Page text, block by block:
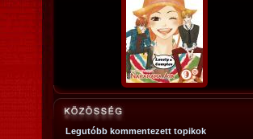
Legutóbb kommentezett topikok